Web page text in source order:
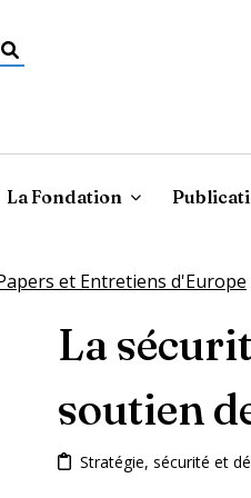
La Fondation
et Entretiens d'Europe
La
soutien
Stratégie, sécurité et